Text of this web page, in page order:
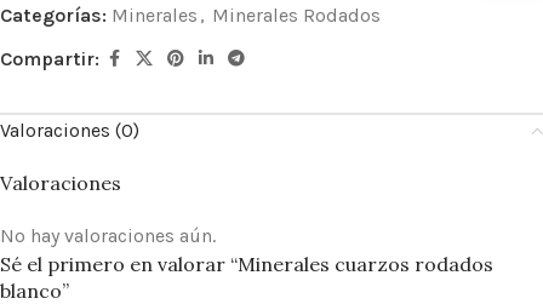
Categorías: Minerales , Minerales Rodados
Compartir:
Valoraciones (0)
Valoraciones
No hay valoraciones aún.
Sé el primero en valorar “Minerales cuarzos rodados
blanco”